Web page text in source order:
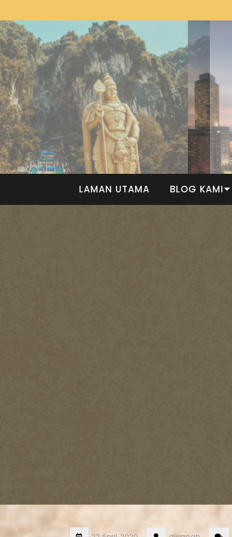
LAMAN UTAMA BLOG KAMI